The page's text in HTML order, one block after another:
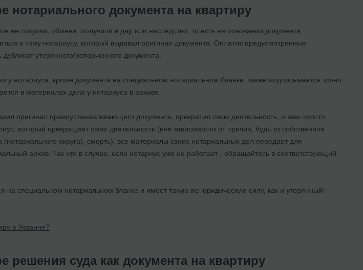
нотариального документа на квартиру
ее покупки, обмена, получили в дар или наследство, то есть на основании документа,
к тому нотариусу, который выдавал оригинал документа. Оплатив предусмотренные
утерянного/испорченного документа.
у нотариуса, кроме документа на специальном нотариальном бланке, также подписывается точно
в материалах дела у нотариуса в архиве.
оригинал правоустанавливающего документа, прекратил свою деятельность, и вам просто
который прекращает свою деятельность (вне зависимости от причин, будь то собственное
округа), смерть), все материалы своих нотариальных дел передает для
архив. Так что в случае, если нотариус уже не работает - обращайтесь в соответствующий
на специальном нотариальном бланке и имеет такую же юридическую силу, как и утерянный/
в Украине?
решения суда как документа на квартиру